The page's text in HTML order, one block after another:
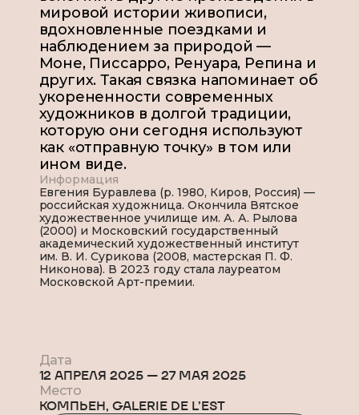
мировой истории живописи,
вдохновленные поездками и
наблюдением за природой —
Моне, Писсарро, Ренуара, Репина и
других. Такая связка напоминает об
укорененности современных
художников в долгой традиции,
которую они сегодня используют
как «отправную точку» в том или
ином виде.
Информация
Евгения Буравлева (р. 1980, Киров, Россия) —
российская художница. Окончила Вятское
художественное училище им. А. А. Рылова
(2000) и Московский государственный
академический художественный институт
им. В. И. Сурикова (2008, мастерская П. Ф.
Никонова). В 2023 году стала лауреатом
Московской Арт-премии.
Дата
12 АПРЕЛЯ 2025 —27 МАЯ 2025
Место
КОМПЬЕН, GALERIE DE L’EST